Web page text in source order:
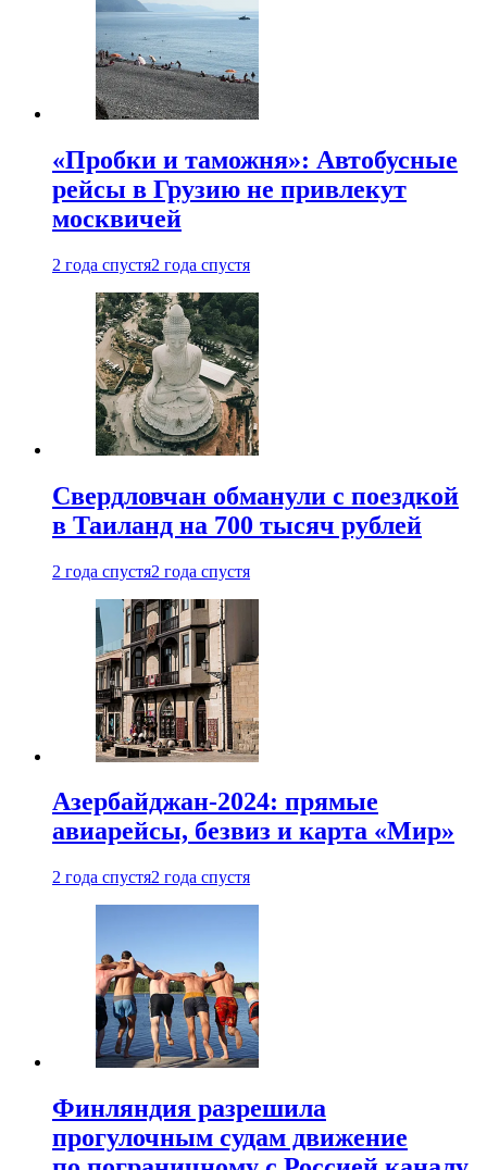
«Пробки и таможня»: Автобусные
рейсы в Грузию не привлекут
москвичей
2 года спустя2 года спустя
Свердловчан обманули с поездкой
в Таиланд на 700 тысяч рублей
2 года спустя2 года спустя
Азербайджан-2024: прямые
авиарейсы, безвиз и карта «Мир»
2 года спустя2 года спустя
Финляндия разрешила
прогулочным судам движение